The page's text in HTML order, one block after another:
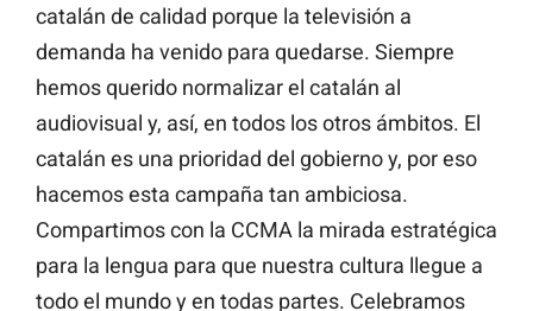
catalán de calidad porque la televisión a
demanda ha venido para quedarse. Siempre
hemos querido normalizar el catalán al
audiovisual y, así, en todos los otros ámbitos. El
catalán es una prioridad del gobierno y, por eso
hacemos esta campaña tan ambiciosa.
Compartimos con la CCMA la mirada estratégica
para la lengua para que nuestra cultura llegue a
todo el mundo y en todas partes. Celebramos